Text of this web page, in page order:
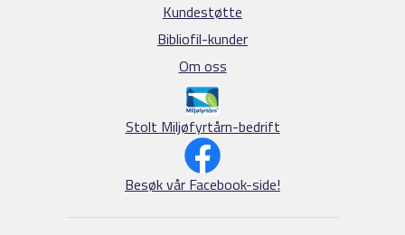
Kundestøtte
Bibliofil-kunder
Om oss
Stolt Miljøfyrtårn-bedrift
Besøk vår Facebook-side!